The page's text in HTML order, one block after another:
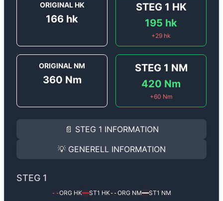
ORIGINAL HK
166 hk
STEG 1 HK
195 hk
+29 hk
ORIGINAL NM
360 Nm
STEG 1 NM
420 Nm
+60 Nm
📄 STEG 1 INFORMATION
INFORMATION
Steg 1
Opel Movano 2.3 DCi Bi
Effekten ökar från166 hktill195 hkoch
(+29 hk & +60 Nm).
Ger mer effekt, högre vridmoment, lägre
Steg 1 mjukvara justerar vi ett antal
💡 GENERELL INFORMATION
✅ All mjukvara är skräddarsydd för din bil
✅ Felsökning inann samt efter optimering
STEG 1
--ORG HK━━ST1 HK--ORG NM━━ST1 NM